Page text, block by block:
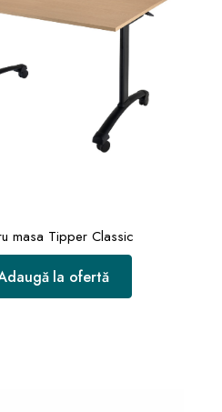
masa Tipper Classic
la ofertă